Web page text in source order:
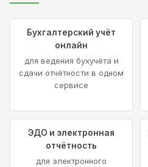
Бухгалтерский учёт
онлайн
для ведения бухучёта и
сдачи отчётности в одном
сервисе
ЭДО и электронная
отчётность
для электронного